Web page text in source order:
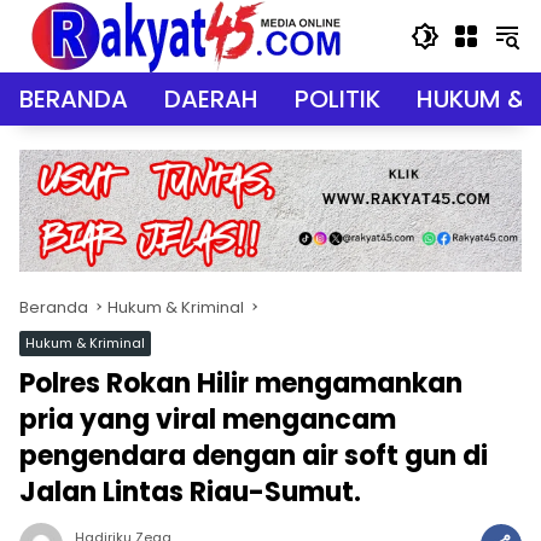
Langsung
konten
BERANDA DAERAH POLITIK HUKUM &
Beranda Hukum & Kriminal
Hukum & Kriminal
Polres Rokan Hilir mengamankan
pria yang viral mengancam
pengendara dengan air soft gun di
Jalan Lintas Riau-Sumut.